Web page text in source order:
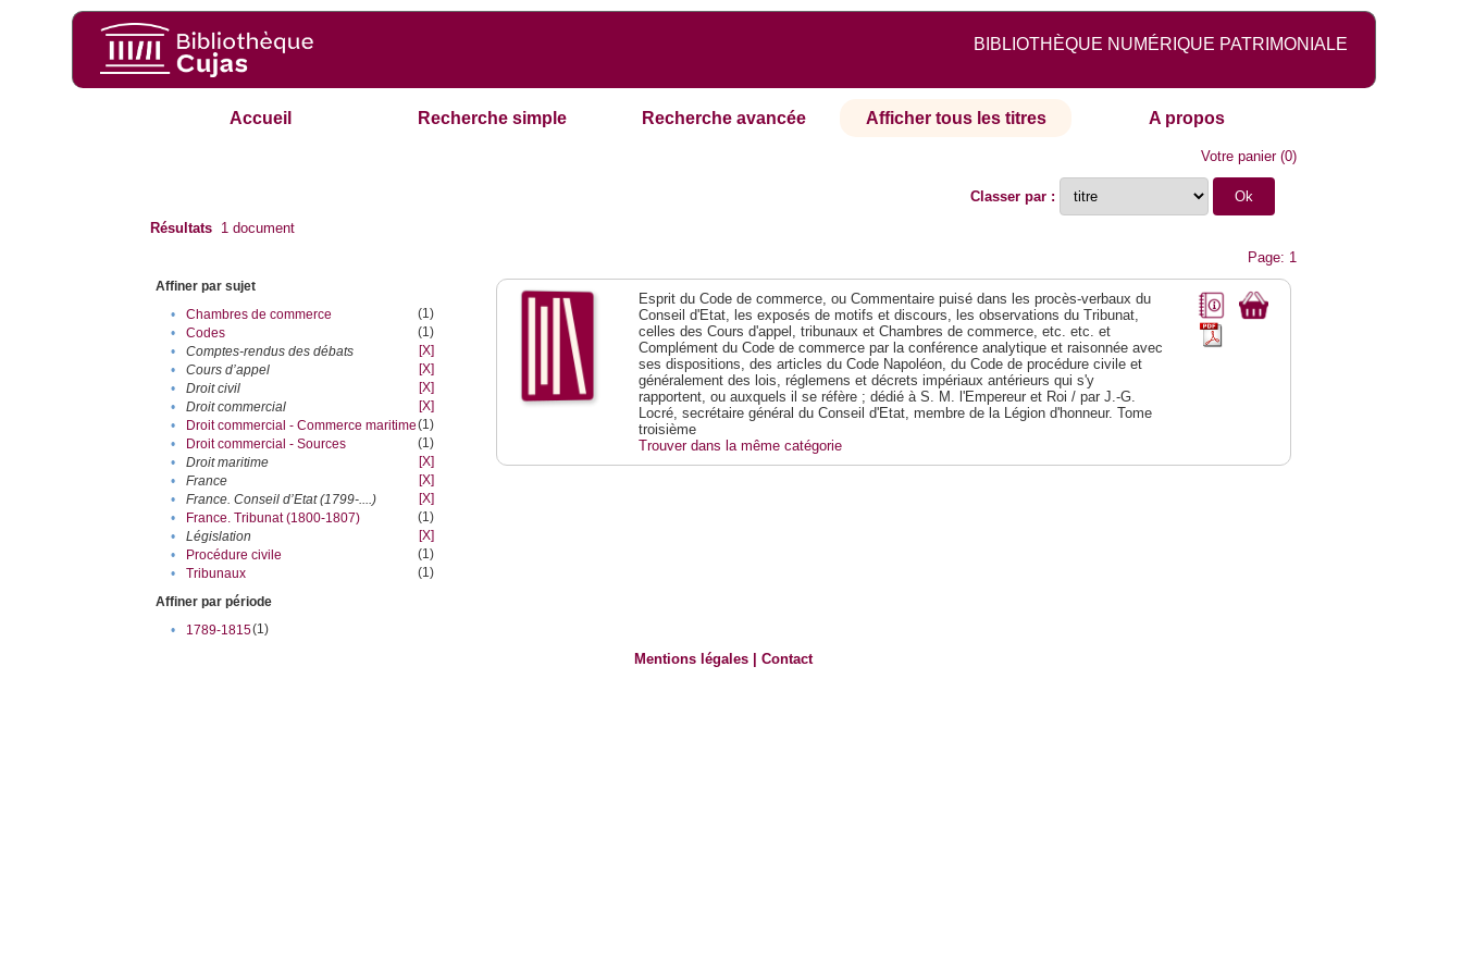
BIBLIOTHÈQUE NUMÉRIQUE PATRIMONIALE
Accueil Recherche simple Recherche avancée Afficher tous les titres A propos
Votre panier(0)
Classer par :
Résultats 1 document
Page: 1
Affiner par sujet
•
Chambres de commerce
(1)
•
Codes
(1)
•
Comptes-rendus des débats
[X]
•
Cours d’appel
[X]
•
Droit civil
[X]
•
Droit commercial
[X]
•
Droit commercial - Commerce maritime(1)
•
Droit commercial - Sources
(1)
•
Droit maritime
[X]
•
France
[X]
•
France. Conseil d’Etat (1799-....)
[X]
•
France. Tribunat (1800-1807)
(1)
•
Législation
[X]
•
Procédure civile
(1)
•
Tribunaux
(1)
Affiner par période
•
1789-1815(1)
Esprit du Code de commerce, ou Commentaire puisé dans les procès-verbaux du
Conseil d'Etat, les exposés de motifs et discours, les observations du Tribunat,
celles des Cours d'appel, tribunaux et Chambres de commerce, etc. etc. et
Complément du Code de commerce par la conférence analytique et raisonnée avec
ses dispositions, des articles du Code Napoléon, du Code de procédure civile et
généralement des lois, réglemens et décrets impériaux antérieurs qui s'y
rapportent, ou auxquels il se réfère ; dédié à S. M. l'Empereur et Roi / par J.-G.
Locré, secrétaire général du Conseil d'Etat, membre de la Légion d'honneur. Tome
troisième
Trouver dans la même catégorie
Mentions légales |Contact